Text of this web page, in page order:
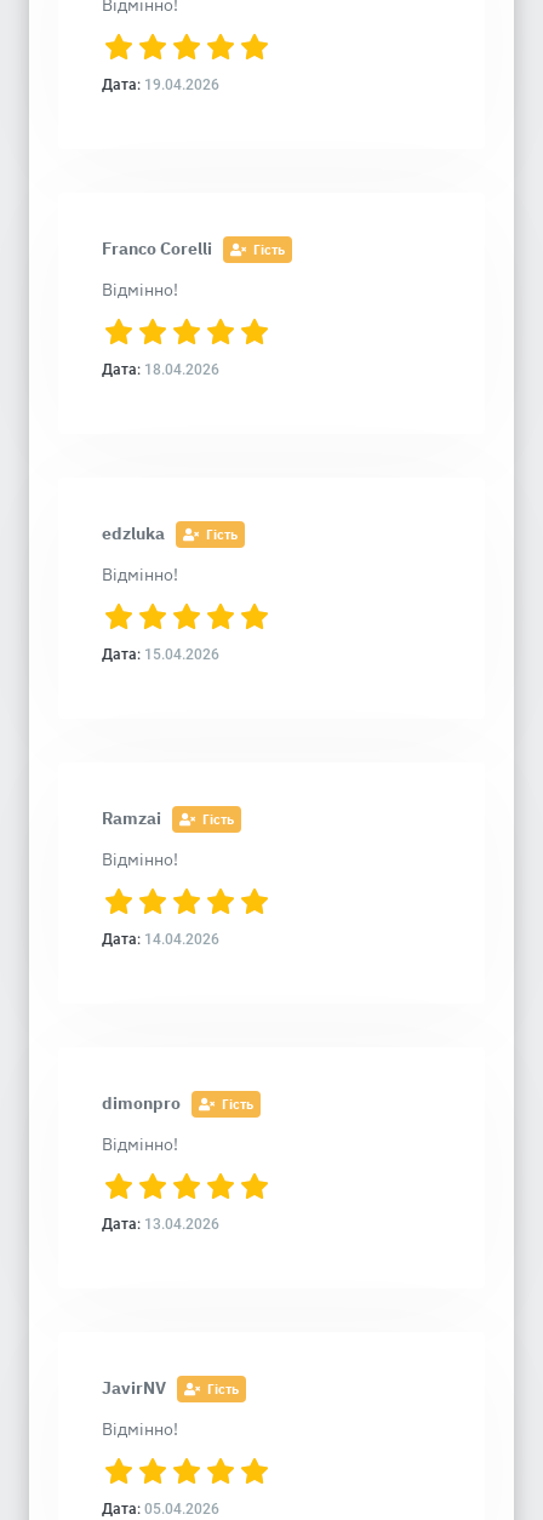
Відмінно!
Дата: 19.04.2026
Franco Corelli Гість
Відмінно!
Дата: 18.04.2026
edzluka Гість
Відмінно!
Дата: 15.04.2026
Ramzai Гість
Відмінно!
Дата: 14.04.2026
dimonpro Гість
Відмінно!
Дата: 13.04.2026
JavirNV Гість
Відмінно!
Дата: 05.04.2026